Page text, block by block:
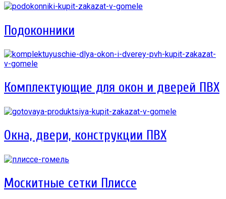
Подоконники
Комплектующие для окон и дверей ПВХ
Окна, двери, конструкции ПВХ
Москитные сетки Плиссе